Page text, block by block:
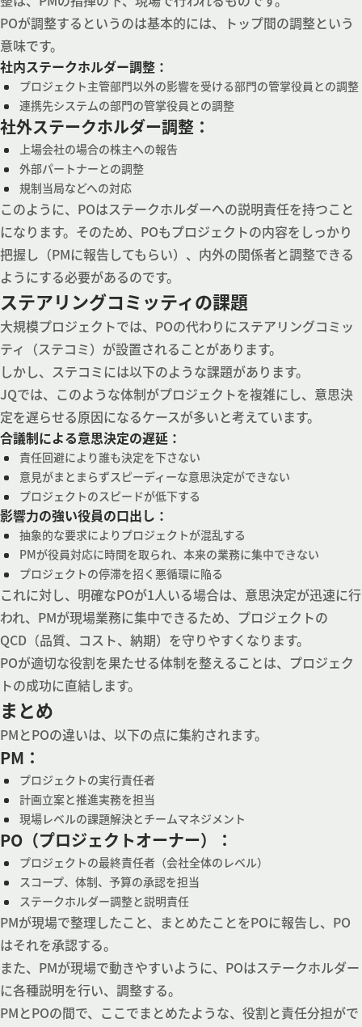
POが調整するというのは基本的には、トップ間の調整という
意味です。
社内ステークホルダー調整：
プロジェクト主管部門以外の影響を受ける部門の管掌役員との調整
連携先システムの部門の管掌役員との調整
社外ステークホルダー調整：
上場会社の場合の株主への報告
外部パートナーとの調整
規制当局などへの対応
このように、POはステークホルダーへの説明責任を持つこと
になります。そのため、POもプロジェクトの内容をしっかり
把握し（PMに報告してもらい）、内外の関係者と調整できる
ようにする必要があるのです。
ステアリングコミッティの課題
大規模プロジェクトでは、POの代わりにステアリングコミッ
ティ（ステコミ）が設置されることがあります。
しかし、ステコミには以下のような課題があります。
JQでは、このような体制がプロジェクトを複雑にし、意思決
定を遅らせる原因になるケースが多いと考えています。
合議制による意思決定の遅延：
責任回避により誰も決定を下さない
意見がまとまらずスピーディーな意思決定ができない
プロジェクトのスピードが低下する
影響力の強い役員の口出し：
抽象的な要求によりプロジェクトが混乱する
PMが役員対応に時間を取られ、本来の業務に集中できない
プロジェクトの停滞を招く悪循環に陥る
これに対し、明確なPOが1人いる場合は、意思決定が迅速に行
われ、PMが現場業務に集中できるため、プロジェクトの
QCD（品質、コスト、納期）を守りやすくなります。
POが適切な役割を果たせる体制を整えることは、プロジェク
トの成功に直結します。
まとめ
PMとPOの違いは、以下の点に集約されます。
PM：
プロジェクトの実行責任者
計画立案と推進実務を担当
現場レベルの課題解決とチームマネジメント
PO（プロジェクトオーナー）：
プロジェクトの最終責任者（会社全体のレベル）
スコープ、体制、予算の承認を担当
ステークホルダー調整と説明責任
PMが現場で整理したこと、まとめたことをPOに報告し、PO
はそれを承認する。
また、PMが現場で動きやすいように、POはステークホルダー
に各種説明を行い、調整する。
PMとPOの間で、ここでまとめたような、役割と責任分担がで